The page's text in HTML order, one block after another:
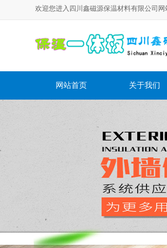
欢迎您进入四川鑫磁源保温材料有限公司网
网站首页 关于我们